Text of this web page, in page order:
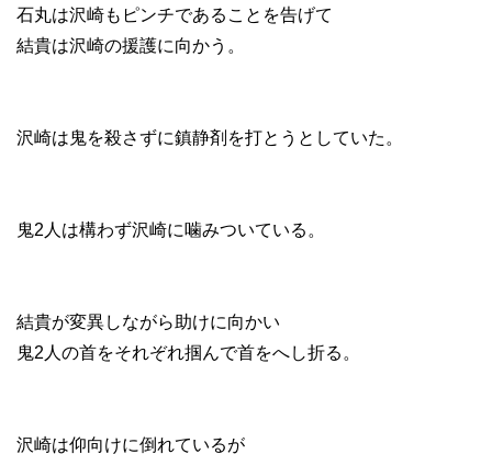
石丸は沢崎もピンチであることを告げて
結貴は沢崎の援護に向かう。
沢崎は鬼を殺さずに鎮静剤を打とうとしていた。
鬼2人は構わず沢崎に噛みついている。
結貴が変異しながら助けに向かい
鬼2人の首をそれぞれ掴んで首をへし折る。
沢崎は仰向けに倒れているが